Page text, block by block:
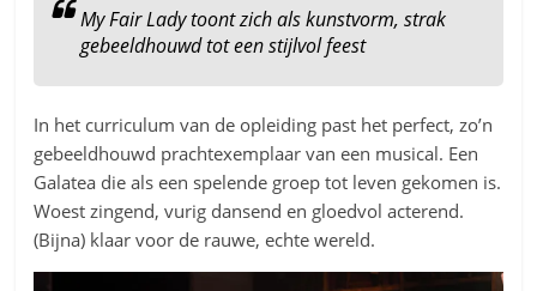
My Fair Lady toont zich als kunstvorm, strak
gebeeldhouwd tot een stijlvol feest
In het curriculum van de opleiding past het perfect, zo’n
gebeeldhouwd prachtexemplaar van een musical. Een
Galatea die als een spelende groep tot leven gekomen is.
Woest zingend, vurig dansend en gloedvol acterend.
(Bijna) klaar voor de rauwe, echte wereld.